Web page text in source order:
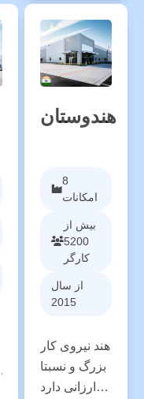
نیروی کار
ماهر و
زیرساخت
لجستیک عالی
را ارائه می
هندوستان
8
امکانات
بیش از
5200
کارگر
از سال
2015
هند نیروی کار
بزرگ و نسبتا
ارزانی دارد